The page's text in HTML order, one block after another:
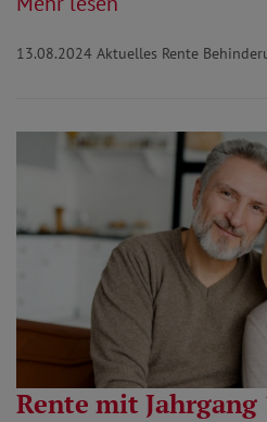
13.08.2024 Aktuelles Rente
Rente mit